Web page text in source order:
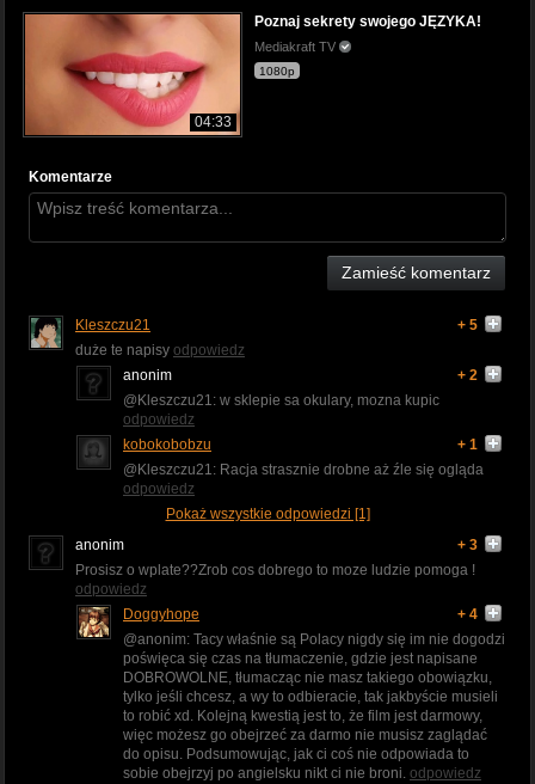
04:33
Poznaj sekrety swojego JĘZYKA!
Mediakraft TV
1080p
Komentarze
Zamieść komentarz
Kleszczu21
+ 5
duże te napisy odpowiedz
anonim
+ 2
@Kleszczu21: w sklepie sa okulary, mozna kupic
odpowiedz
kobokobobzu
+ 1
@Kleszczu21: Racja strasznie drobne aż źle się ogląda
odpowiedz
Pokaż wszystkie odpowiedzi [1]
anonim
+ 3
Prosisz o wplate??Zrob cos dobrego to moze ludzie pomoga !
odpowiedz
Doggyhope
+ 4
@anonim: Tacy właśnie są Polacy nigdy się im nie dogodzi
poświęca się czas na tłumaczenie, gdzie jest napisane
DOBROWOLNE, tłumacząc nie masz takiego obowiązku,
tylko jeśli chcesz, a wy to odbieracie, tak jakbyście musieli
to robić xd. Kolejną kwestią jest to, że film jest darmowy,
więc możesz go obejrzeć za darmo nie musisz zaglądać
do opisu. Podsumowując, jak ci coś nie odpowiada to
sobie obejrzyj po angielsku nikt ci nie broni. odpowiedz